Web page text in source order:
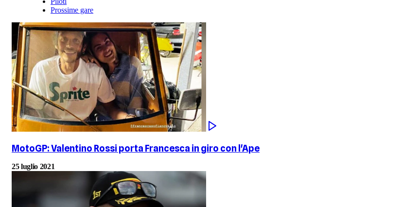
Prossime gare
MotoGP: Valentino Rossi porta Francesca in giro con l'Ape
25 luglio 2021